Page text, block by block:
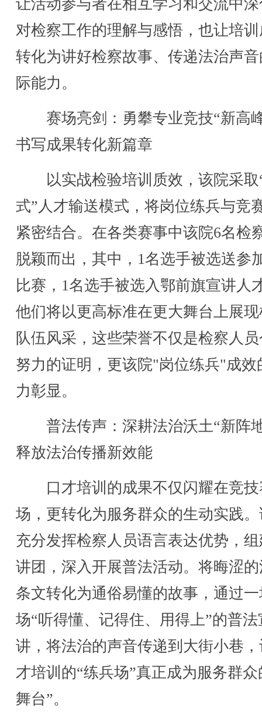
让活动参与者在相互学习和交流中
对检察工作的理解与感悟，也让培
转化为讲好检察故事、传递法治声
际能力。
赛场亮剑：勇攀专业竞技“新高
书写成果转化新篇章
以实战检验培训质效，该院采取
式”人才输送模式，将岗位练兵与竞
紧密结合。在各类赛事中该院6名检
脱颖而出，其中，1名选手被选送参
比赛，1名选手被选入鄂前旗宣讲人
他们将以更高标准在更大舞台上展
队伍风采，这些荣誉不仅是检察人
努力的证明，更该院"岗位练兵"成效
力彰显。
普法传声：深耕法治沃土“新阵
释放法治传播新效能
口才培训的成果不仅闪耀在竞技
场，更转化为服务群众的生动实践
充分发挥检察人员语言表达优势，
讲团，深入开展普法活动。将晦涩
条文转化为通俗易懂的故事，通过
场“听得懂、记得住、用得上”的普法
讲，将法治的声音传递到大街小巷
才培训的“练兵场”真正成为服务群众
舞台”。